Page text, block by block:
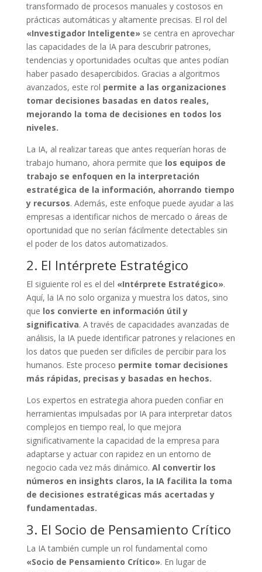
transformado de procesos manuales y costosos en
prácticas automáticas y altamente precisas. El rol del
«Investigador Inteligente»se centra en aprovechar
las capacidades de la IA para descubrir patrones,
tendencias y oportunidades ocultas que antes podían
haber pasado desapercibidos. Gracias a algoritmos
avanzados, este rol permite a las organizaciones
tomar decisiones basadas en datos reales,
mejorando la toma de decisiones en todos los
niveles.
La IA, al realizar tareas que antes requerían horas de
trabajo humano, ahora permite que los equipos de
trabajo se enfoquen en la interpretación
estratégica de la información, ahorrando tiempo
y recursos. Además, este enfoque puede ayudar a las
empresas a identificar nichos de mercado o áreas de
oportunidad que no serían fácilmente detectables sin
el poder de los datos automatizados.
2. El Intérprete Estratégico
El siguiente rol es el del «Intérprete Estratégico».
Aquí, la IA no solo organiza y muestra los datos, sino
que los convierte en información útil y
significativa. A través de capacidades avanzadas de
análisis, la IA puede identificar patrones y relaciones en
los datos que pueden ser difíciles de percibir para los
humanos. Este proceso permite tomar decisiones
más rápidas, precisas y basadas en hechos.
Los expertos en estrategia ahora pueden confiar en
herramientas impulsadas por IA para interpretar datos
complejos en tiempo real, lo que mejora
significativamente la capacidad de la empresa para
adaptarse y actuar con rapidez en un entorno de
negocio cada vez más dinámico. Al convertir los
números en insights claros, la IA facilita la toma
de decisiones estratégicas más acertadas y
fundamentadas.
3. El Socio de Pensamiento Crítico
La IA también cumple un rol fundamental como
«Socio de Pensamiento Crítico». En lugar de